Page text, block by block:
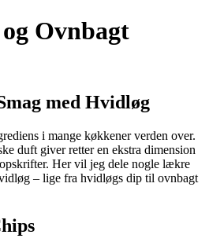
Ovnbagt
med Hvidløg
i mange køkkener verden over.
duft giver retter en ekstra dimension
Her vil jeg dele nogle lækre
– lige fra hvidløgs dip til ovnbagt